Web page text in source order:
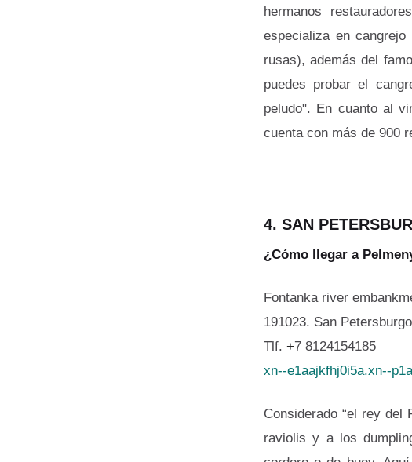
hermanos
especializa en
rusas), además del
puedes probar el
peludo". En cuanto al
cuenta con más de 900
4. SAN
¿Cómo llegar a
Fontanka river
191023. San
Tlf. +7 8124154185
xn--e1aajkfhj0i5a.xn--p1a
Considerado “el rey del
raviolis y a los